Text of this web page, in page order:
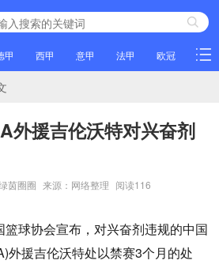
甲 西甲 意甲 法甲 欧冠 NBA
外援吉伦沃特对兴奋剂
茵圈圈 来源：网络整理 阅读116
球协会宣布，对兴奋剂违规的中国
外援吉伦沃特处以禁赛3个月的处